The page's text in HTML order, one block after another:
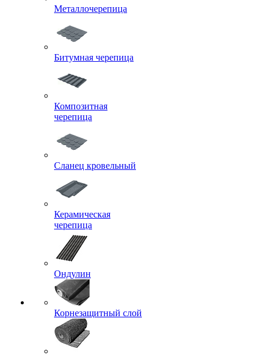
Металлочерепица
Битумная черепица
Композитная
черепица
Сланец кровельный
Керамическая
черепица
Ондулин
Корнезащитный слой